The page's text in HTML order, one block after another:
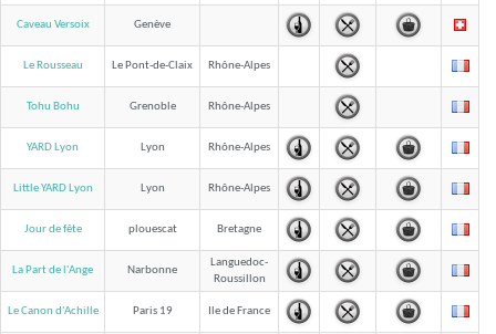
Caveau Versoix Genève
Le Rousseau Le Pont-de-Claix Rhône-Alpes
Tohu Bohu Grenoble Rhône-Alpes
YARD Lyon Lyon Rhône-Alpes
Little YARD Lyon Lyon Rhône-Alpes
Jour de fête plouescat Bretagne
La Part de l'Ange Narbonne
Languedoc-
Roussillon
Le Canon d'Achille Paris 19 Ile de France